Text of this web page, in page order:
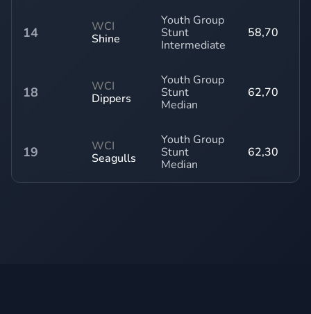
14
WCI
Shine
Youth Group
Stunt
Intermediate
58,70
18
WCI
Dippers
Youth Group
Stunt
Median
62,70
19
WCI
Seagulls
Youth Group
Stunt
Median
62,30